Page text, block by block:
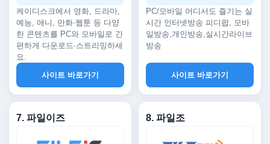
케이디스크에서 영화, 드라마,
예능, 애니, 만화·웹툰 등 다양
한 콘텐츠를 PC와 모바일로 간
편하게 다운로드·스트리밍하세
요.
사이트 바로가기
PC/모바일 어디서도 즐기는 실
시간 인터넷방송 피디팝, 모바
일방송,개인방송,실시간라이브
방송
사이트 바로가기
7. 파일이즈 8. 파일조